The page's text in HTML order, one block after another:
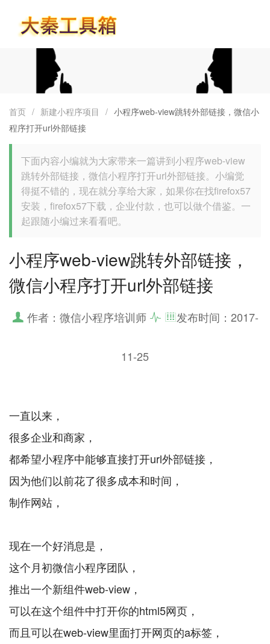
首页 / 新建小程序项目 / 小程序web-view跳转外部链接，微信小
程序打开url外部链接
下面内容小编就为大家带来一篇讲到小程序web-view
跳转外部链接，微信小程序打开url外部链接。小编觉
得挺不错的，现在就分享给大家，如果你在找firefox57
安装，firefox57下载，企业付款，也可以做个借鉴。一
起跟随小编过来看看吧。
小程序web-view跳转外部链接，
微信小程序打开url外部链接
作者：微信小程序培训师 发布时间： 2017-
11-25
一直以来，
很多企业和商家，
都希望小程序中能够直接打开url外部链接，
因为他们以前花了很多成本和时间，
制作网站，
现在一个好消息是，
这个月初微信小程序团队，
推出一个新组件web-view，
可以在这个组件中打开你的html5网页，
而且可以在web-view里面打开网页的a标签，